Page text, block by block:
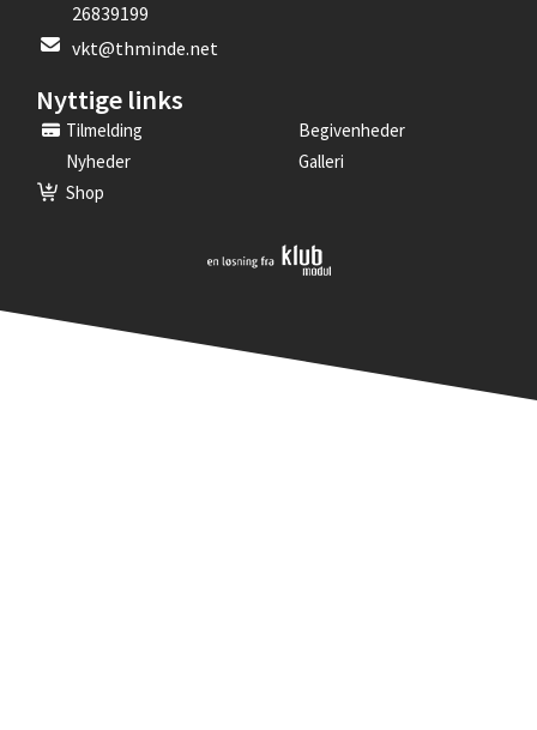
26839199
vkt@thminde.net
Nyttige links
Tilmelding
Begivenheder
Nyheder
Galleri
Shop